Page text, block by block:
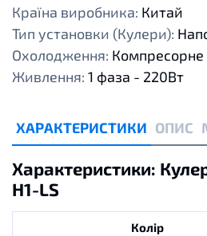
Країна виробника: Китай
Тип установки (Кулери):
Охолодження: Компресорне
Живлення: 1 фаза - 220Вт
ХАРАКТЕРИСТИКИ ОПИС
Характеристики:
H1-LS
Колір